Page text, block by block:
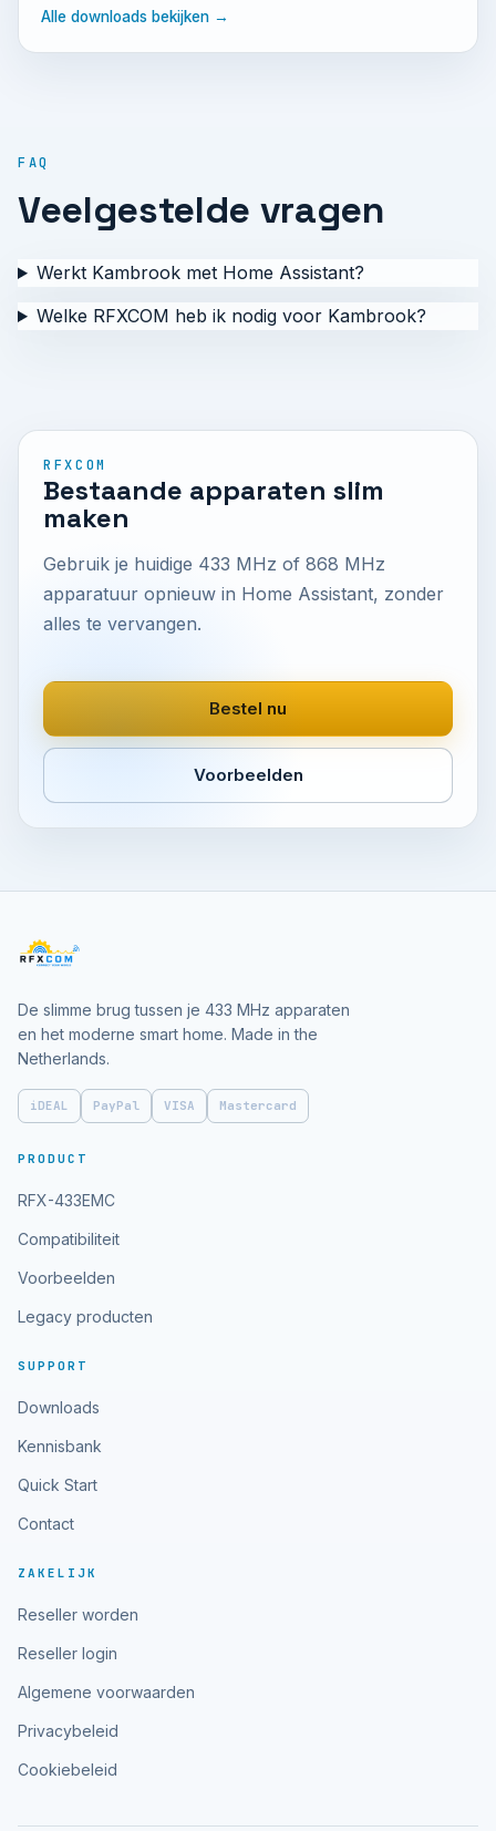
Alle downloads bekijken →
FAQ
Veelgestelde vragen
Werkt Kambrook met Home Assistant?
Welke RFXCOM heb ik nodig voor Kambrook?
RFXCOM
Bestaande apparaten slim
maken
Gebruik je huidige 433 MHz of 868 MHz
apparatuur opnieuw in Home Assistant, zonder
alles te vervangen.
Bestel nu
Voorbeelden
De slimme brug tussen je 433 MHz apparaten
en het moderne smart home. Made in the
Netherlands.
iDEAL PayPal VISA Mastercard
PRODUCT
RFX-433EMC
Compatibiliteit
Voorbeelden
Legacy producten
SUPPORT
Downloads
Kennisbank
Quick Start
Contact
ZAKELIJK
Reseller worden
Reseller login
Algemene voorwaarden
Privacybeleid
Cookiebeleid